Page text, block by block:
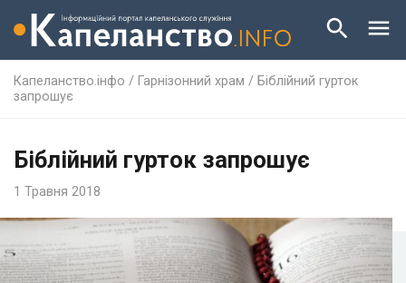
Капеланство.інфо / Гарнізонний храм / Біблійний гурток
запрошує
Біблійний гурток запрошує
1 Травня 2018